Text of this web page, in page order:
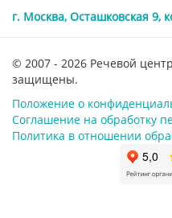
г. Москва, Осташковская 9,
© 2007 - 2026 Речевой
защищены.
Положение о
Соглашение на обработку
Политика в отношении